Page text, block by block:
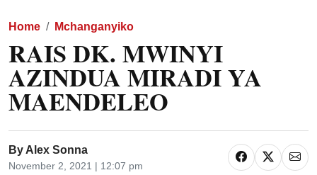
Home Mchanganyiko
RAIS DK. MWINYI
AZINDUA MIRADI YA
MAENDELEO
By Alex Sonna
November 2, 2021 | 12:07 pm